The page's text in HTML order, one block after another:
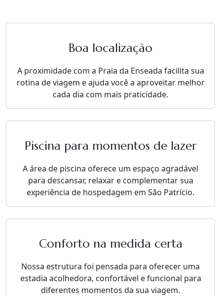
Boa localização
A proximidade com a Praia da Enseada facilita sua
rotina de viagem e ajuda você a aproveitar melhor
cada dia com mais praticidade.
Piscina para momentos de lazer
A área de piscina oferece um espaço agradável
para descansar, relaxar e complementar sua
experiência de hospedagem em São Patrício.
Conforto na medida certa
Nossa estrutura foi pensada para oferecer uma
estadia acolhedora, confortável e funcional para
diferentes momentos da sua viagem.